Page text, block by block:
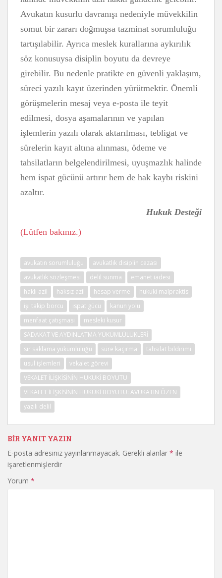
Avukatın kusurlu davranışı nedeniyle müvekkilin
somut bir zararı doğmuşsa tazminat sorumluluğu
tartışılabilir. Ayrıca meslek kurallarına aykırılık
söz konusuysa disiplin boyutu da devreye
girebilir. Bu nedenle pratikte en güvenli yaklaşım,
süreci yazılı kayıt üzerinden yürütmektir. Önemli
görüşmelerin mesaj veya e-posta ile teyit
edilmesi, dosya aşamalarının ve yapılan
işlemlerin yazılı olarak aktarılması, tebligat ve
sürelerin kayıt altına alınması, ödeme ve
tahsilatların belgelendirilmesi, uyuşmazlık halinde
hem ispat gücünü artırır hem de hak kaybı riskini
azaltır.
Hukuk Desteği
(Lütfen bakınız.)
avukatın sorumluluğu
avukatlık disiplin cezası
avukatlık sözleşmesi
delil sunma
emanet iadesi
haklı azil
haksız azil hesap verme
hukuki malpraktis
işi takip borcu
ispat gücü
kanun yolu
menfaat çatışması
mesleki kusur
SADAKAT VE AYDINLATMA YÜKÜMLÜLÜKLERİ
sır saklama yükümlülüğü
süre kaçırma
tahsilat bildirimi
usul işlemleri
vekalet görevi
VEKALET İLİŞKİSİNİN HUKUKİ BOYUTU
VEKALET İLİŞKİSİNİN HUKUKİ BOYUTU: AVUKATIN ÖZEN
yazılı delil
BIR YANIT YAZIN
E-posta adresiniz yayınlanmayacak. Gerekli alanlar * ile
işaretlenmişlerdir
Yorum *